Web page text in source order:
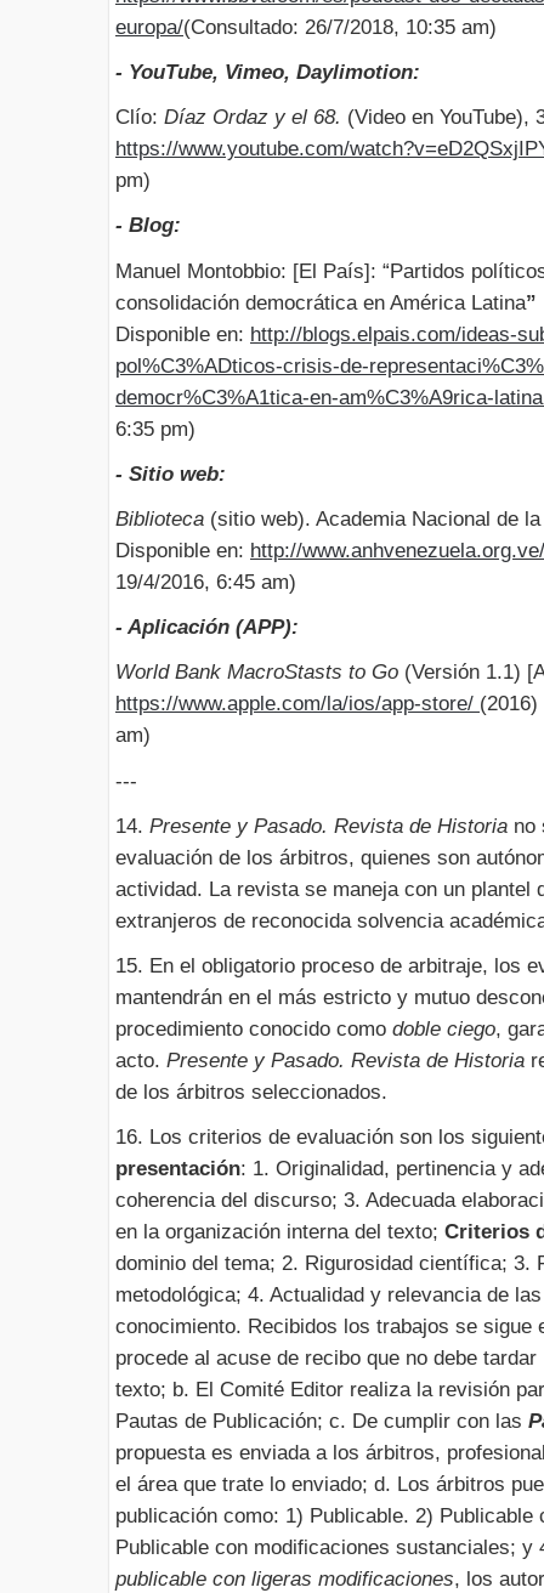
europa/(Consultado: 26/7/2018, 10:35 am)
- YouTube, Vimeo, Daylimotion:
Clío: Díaz Ordaz y el 68. (Video en YouTube),
https://www.youtube.com/
pm)
- Blog:
Manuel Montobbio: [El País]: “Partidos
consolidación democrática en América Latina”
Disponible en: http://blogs.elpais.com/ideas-
pol%C3%ADticos-crisis-de-
democr%C3%A1tica-en-am%C3%A9rica-
6:35 pm)
- Sitio web:
Biblioteca (sitio web). Academia Nacional de
Disponible en: http://
19/4/2016, 6:45 am)
- Aplicación (APP):
World Bank MacroStasts to Go (Versión 1.1)
https://www.apple.com/la/ios/app-store/
am)
---
14. Presente y Pasado. Revista de Historia no
evaluación de los árbitros, quienes son
actividad. La revista se maneja con un plantel
extranjeros de reconocida solvencia
15. En el obligatorio proceso de arbitraje, los
mantendrán en el más estricto y mutuo
procedimiento conocido como doble ciego,
acto. Presente y Pasado. Revista de Historia
de los árbitros seleccionados.
16. Los criterios de evaluación son los
presentación: 1. Originalidad, pertinencia y
coherencia del discurso; 3. Adecuada
en la organización interna del texto; Criterios
dominio del tema; 2. Rigurosidad científica; 3.
metodológica; 4. Actualidad y relevancia de
conocimiento. Recibidos los trabajos se sigue
procede al acuse de recibo que no debe
texto; b. El Comité Editor realiza la revisión
Pautas de Publicación; c. De cumplir con las
propuesta es enviada a los árbitros,
el área que trate lo enviado; d. Los árbitros
publicación como: 1) Publicable. 2)
Publicable con modificaciones sustanciales; y
publicable con ligeras modificaciones, los